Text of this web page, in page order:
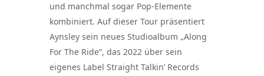
und manchmal sogar Pop-Elemente
kombiniert. Auf dieser Tour präsentiert
Aynsley sein neues Studioalbum „Along
For The Ride“, das 2022 über sein
eigenes Label Straight Talkin’ Records